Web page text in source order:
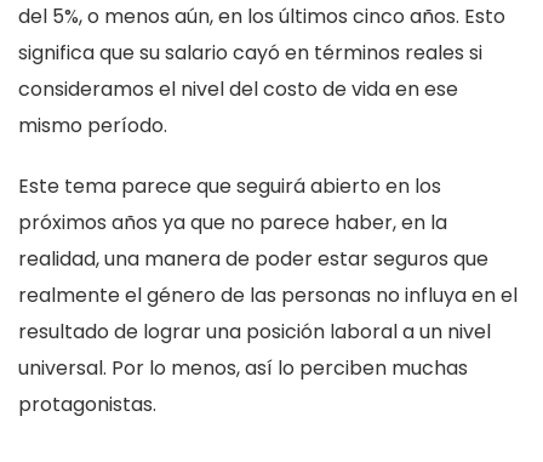
del 5%, o menos aún, en los últimos cinco años. Esto
significa que su salario cayó en términos reales si
consideramos el nivel del costo de vida en ese
mismo período.
Este tema parece que seguirá abierto en los
próximos años ya que no parece haber, en la
realidad, una manera de poder estar seguros que
realmente el género de las personas no influya en el
resultado de lograr una posición laboral a un nivel
universal. Por lo menos, así lo perciben muchas
protagonistas.